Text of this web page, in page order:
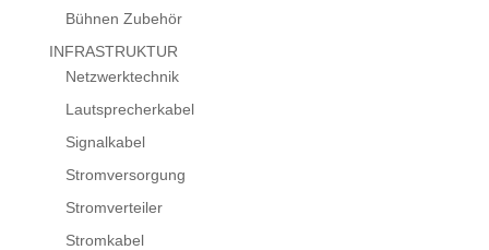
Bühnen Zubehör
INFRASTRUKTUR
Netzwerktechnik
Lautsprecherkabel
Signalkabel
Stromversorgung
Stromverteiler
Stromkabel